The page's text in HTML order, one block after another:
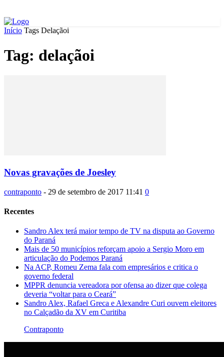
Início Tags Delaçãoi
Tag: delaçãoi
Novas gravações de Joesley
contraponto - 29 de setembro de 2017 11:41 0
Recentes
Sandro Alex terá maior tempo de TV na disputa ao Governo
do Paraná
Mais de 50 municípios reforçam apoio a Sergio Moro em
articulação do Podemos Paraná
Na ACP, Romeu Zema fala com empresários e critica o
governo federal
MPPR denuncia vereadora por ofensa ao dizer que colega
deveria “voltar para o Ceará”
Sandro Alex, Rafael Greca e Alexandre Curi ouvem eleitores
no Calçadão da XV em Curitiba
Contraponto